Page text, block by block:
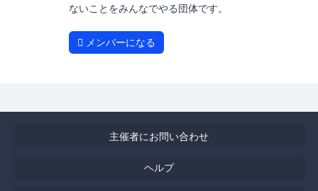
ないことをみんなでやる団体です。
メンバーになる
主催者にお問い合わせ
ヘルプ